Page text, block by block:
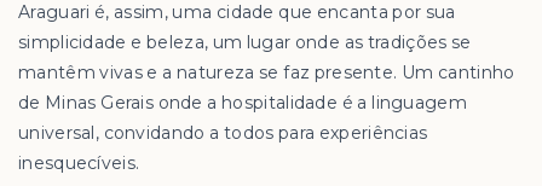
Araguari é, assim, uma cidade que encanta por sua
simplicidade e beleza, um lugar onde as tradições se
mantêm vivas e a natureza se faz presente. Um cantinho
de Minas Gerais onde a hospitalidade é a linguagem
universal, convidando a todos para experiências
inesquecíveis.